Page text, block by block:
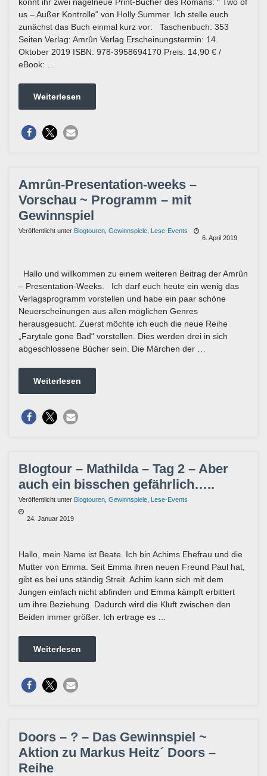
us – Außer Kontrolle“ von Holly Summer. Ich stelle euch
zunächst das Buch einmal kurz vor: Taschenbuch: 353
Seiten Verlag: Amrûn Verlag Erscheinungstermin: 14.
Oktober 2019 ISBN: 978-3958694170 Preis: 14,90 € /
eBook: …
Weiterlesen
Amrûn-Presentation-weeks –
Vorschau ~ Programm – mit
Gewinnspiel
Veröffentlicht unter Blogtouren Gewinnspiele Lese-Events
6. April 2019
Hallo und willkommen zu einem weiteren Beitrag der Amrûn
– Presentation-Weeks. Ich darf euch heute ein wenig das
Verlagsprogramm vorstellen und habe ein paar schöne
Neuerscheinungen aus allen möglichen Genres
herausgesucht. Zuerst möchte ich euch die neue Reihe
„Farytale gone Bad“ vorstellen. Dies werden drei in sich
abgeschlossene Bücher sein. Die Märchen der …
Weiterlesen
Blogtour – Mathilda – Tag 2 – Aber
auch ein bisschen gefährlich…..
Veröffentlicht unter Blogtouren Gewinnspiele Lese-Events
24. Januar 2019
Hallo, mein Name ist Beate. Ich bin Achims Ehefrau und die
Mutter von Emma. Seit Emma ihren neuen Freund Paul hat,
gibt es bei uns ständig Streit. Achim kann sich mit dem
Jungen einfach nicht abfinden und Emma kämpft erbittert
um ihre Beziehung. Dadurch wird die Kluft zwischen den
Beiden immer größer. Ich ertrage es …
Weiterlesen
Doors – ? – Das Gewinnspiel ~
Aktion zu Markus Heitz´ Doors –
Reihe